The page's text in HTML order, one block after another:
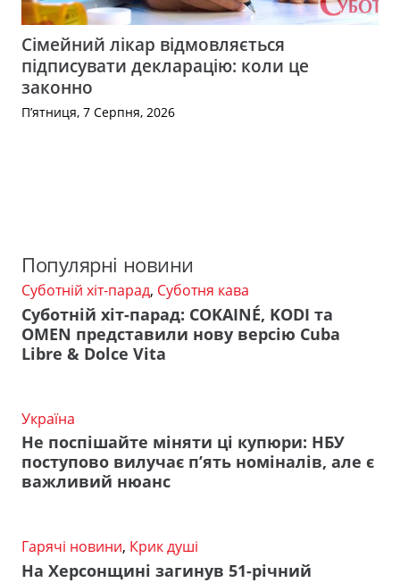
Сімейний лікар відмовляється
підписувати декларацію: коли це
законно
П’ятниця, 7 Серпня, 2026
Популярні новини
Суботній хіт-парад, Суботня кава
Суботній хіт-парад: COKAINÉ, KODI та
OMEN представили нову версію Cuba
Libre & Dolce Vita
Україна
Не поспішайте міняти ці купюри: НБУ
поступово вилучає п’ять номіналів, але є
важливий нюанс
Гарячі новини, Крик душі
На Херсонщині загинув 51-річний